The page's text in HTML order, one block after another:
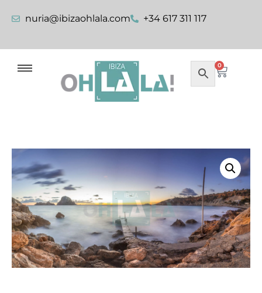
nuria@ibizaohlala.com +34 617 311 117
0